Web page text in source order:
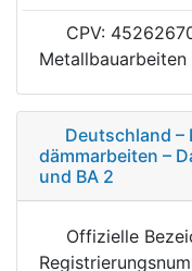
CPV:
Metallbauarbeiten
Deutschland
dämmarbeiten –
und BA 2
Offizielle